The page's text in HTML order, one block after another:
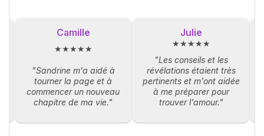
Camille
★★★★★
"Sandrine m'a aidé à
tourner la page et à
commencer un nouveau
chapitre de ma vie."
Julie
★★★★★
"Les conseils et les
révélations étaient très
pertinents et m'ont aidée
à me préparer pour
trouver l'amour."